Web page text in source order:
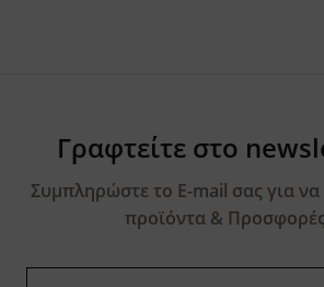
Γραφτείτε στο
Συμπληρώστε το E-mail σας για
προϊόντα &